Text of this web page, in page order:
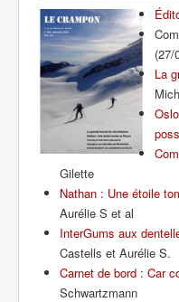
(27/
La
Gilette
Nathan : Une étoile
Aurélie S et al
InterGums aux
Castells et Aurélie S.
Carnet de bord : Car
Schwartzmann